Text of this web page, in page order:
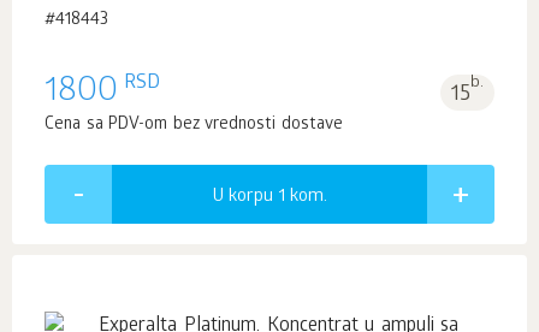
#418443
1800 RSD 15b.
Cena sa PDV-om bez vrednosti dostave
U korpu 1 kom.